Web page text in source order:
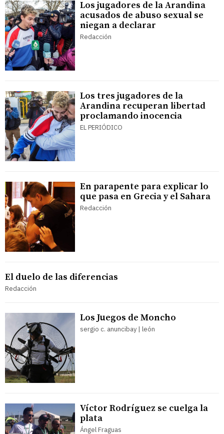
Los jugadores de la Arandina
acusados de abuso sexual se
niegan a declarar
Redacción
Los tres jugadores de la
Arandina recuperan libertad
proclamando inocencia
EL PERIÓDICO
En parapente para explicar lo
que pasa en Grecia y el Sahara
Redacción
El duelo de las diferencias
Redacción
Los Juegos de Moncho
sergio c. anuncibay | león
Víctor Rodríguez se cuelga la
plata
Ángel Fraguas